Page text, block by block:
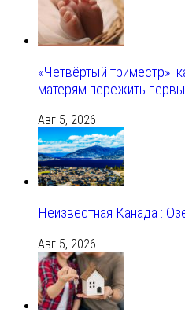
«Четвёртый триместр»:
матерям пережить
Авг 5, 2026
Неизвестная Канада :
Авг 5, 2026